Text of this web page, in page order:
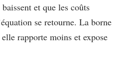
et que les coûts
se retourne. La borne
rapporte moins et expose